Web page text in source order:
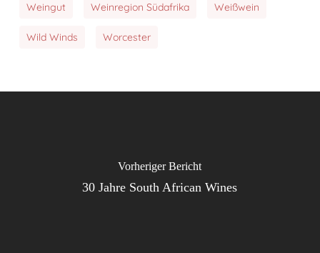
Weingut Weinregion Südafrika Weißwein
Wild Winds Worcester
Vorheriger Bericht
30 Jahre South African Wines